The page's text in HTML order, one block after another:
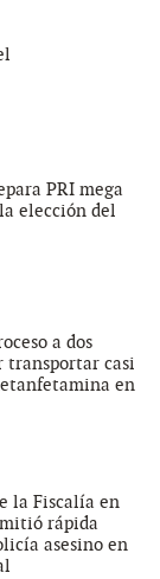
PRI mega
elección del
a dos
transportar casi
en
la Fiscalía en
rápida
asesino en